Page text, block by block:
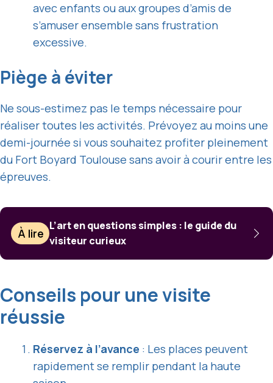
avec enfants ou aux groupes d’amis de
s’amuser ensemble sans frustration
excessive.
Piège à éviter
Ne sous-estimez pas le temps nécessaire pour
réaliser toutes les activités. Prévoyez au moins une
demi-journée si vous souhaitez profiter pleinement
du Fort Boyard Toulouse sans avoir à courir entre les
épreuves.
À lire
L’art en questions simples : le guide du
visiteur curieux
Conseils pour une visite
réussie
Réservez à l’avance : Les places peuvent
rapidement se remplir pendant la haute